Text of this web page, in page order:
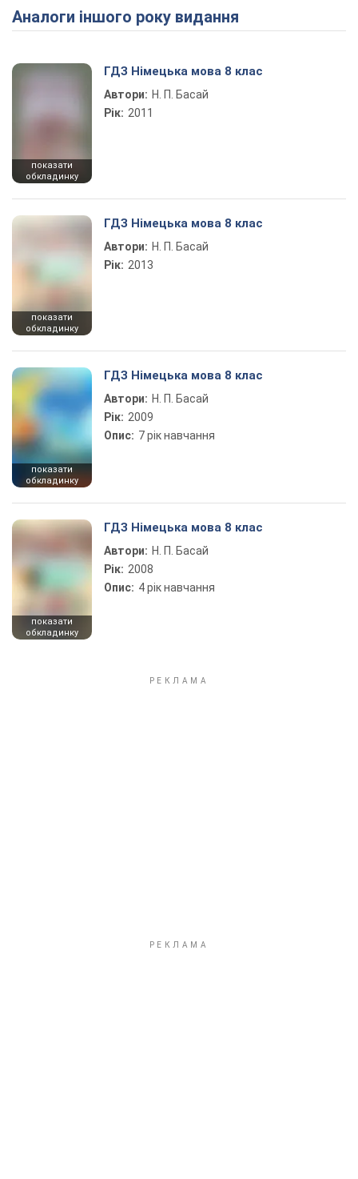
Play Video
Аналоги іншого року видання
показати
обкладинку
ГДЗ Німецька мова 8 клас
Автори: Н. П. Басай
Рік: 2011
показати
обкладинку
ГДЗ Німецька мова 8 клас
Автори: Н. П. Басай
Рік: 2013
показати
обкладинку
ГДЗ Німецька мова 8 клас
Автори: Н. П. Басай
Рік: 2009
Опис: 7 рік навчання
показати
обкладинку
ГДЗ Німецька мова 8 клас
Автори: Н. П. Басай
Рік: 2008
Опис: 4 рік навчання